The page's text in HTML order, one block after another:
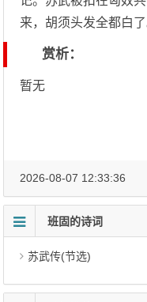
来，胡须头发全都白
赏析：
暂无
2026-08-07 12:33:36
班固的诗词
苏武传(节选)